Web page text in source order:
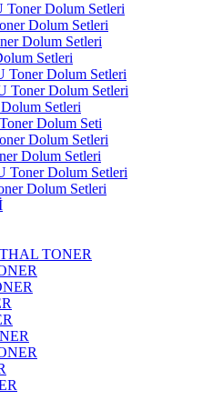
Dolum Setleri
Dolum Setleri
Dolum Setleri
Setleri
Dolum Setleri
Dolum Setleri
Setleri
Dolum Seti
Dolum Setleri
Dolum Setleri
Dolum Setleri
Dolum Setleri
TONER